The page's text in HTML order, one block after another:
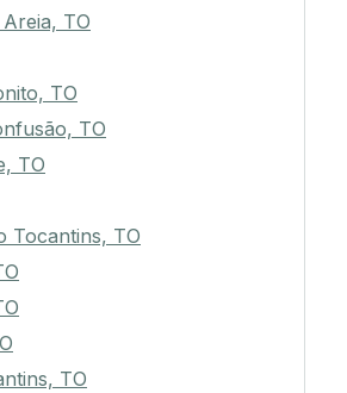
TO
TO
TO
TO
Tocantins, TO
TO